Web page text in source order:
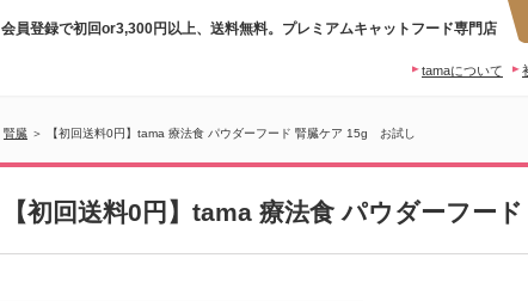
会員登録で初回or3,300円以上、送料無料。プレミアムキャットフード専門店
tamaについて
腎臓 ＞ 【初回送料0円】tama 療法食 パウダーフード 腎臓ケア 15g お試し
【初回送料0円】tama 療法食 パウダーフー